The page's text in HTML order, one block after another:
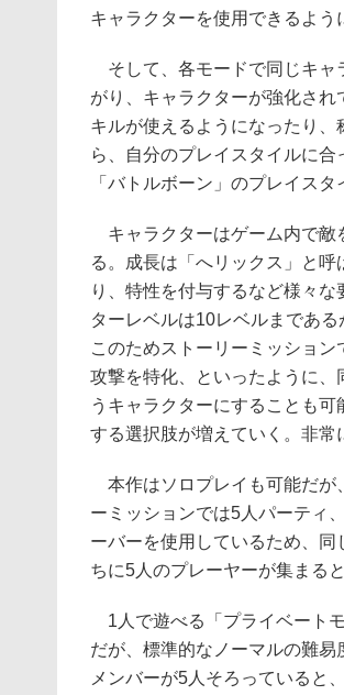
キャラクターを使用できるよう
そして、各モードで同じキャ
がり、キャラクターが強化さ
キルが使えるようになったり
ら、自分のプレイスタイルに
「バトルボーン」のプレイスタ
キャラクターはゲーム内で敵
る。成長は「へリックス」と
り、特性を付与するなど様々
ターレベルは10レベルまであ
このためストーリーミッショ
攻撃を特化、といったように
うキャラクターにすることも
する選択肢が増えていく。非常
本作はソロプレイも可能だが
ーミッションでは5人パーティ
ーバーを使用しているため、
ちに5人のプレーヤーが集まる
1人で遊べる「プライベート
だが、標準的なノーマルの難
メンバーが5人そろっていると